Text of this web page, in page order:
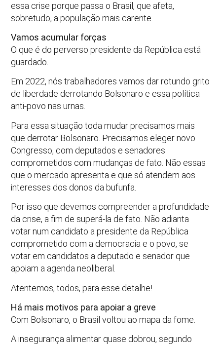
essa crise porque passa o Brasil, que afeta,
sobretudo, a população mais carente.
Vamos acumular forças
O que é do perverso presidente da República está
guardado.
Em 2022, nós trabalhadores vamos dar rotundo grito
de liberdade derrotando Bolsonaro e essa política
anti-povo nas urnas.
Para essa situação toda mudar precisamos mais
que derrotar Bolsonaro. Precisamos eleger novo
Congresso, com deputados e senadores
comprometidos com mudanças de fato. Não essas
que o mercado apresenta e que só atendem aos
interesses dos donos da bufunfa.
Por isso que devemos compreender a profundidade
da crise, a fim de superá-la de fato. Não adianta
votar num candidato a presidente da República
comprometido com a democracia e o povo, se
votar em candidatos a deputado e senador que
apoiam a agenda neoliberal.
Atentemos, todos, para esse detalhe!
Há mais motivos para apoiar a greve
Com Bolsonaro, o Brasil voltou ao mapa da fome.
A insegurança alimentar quase dobrou, segundo